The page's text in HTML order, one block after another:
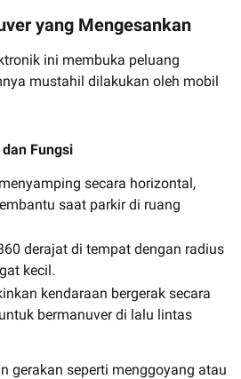
yang Mengesankan
ini membuka peluang
mustahil dilakukan oleh mobil
Fungsi
secara horizontal,
saat parkir di ruang
derajat di tempat dengan radius
kecil.
kendaraan bergerak secara
bermanuver di lalu lintas
gerakan seperti menggoyang atau